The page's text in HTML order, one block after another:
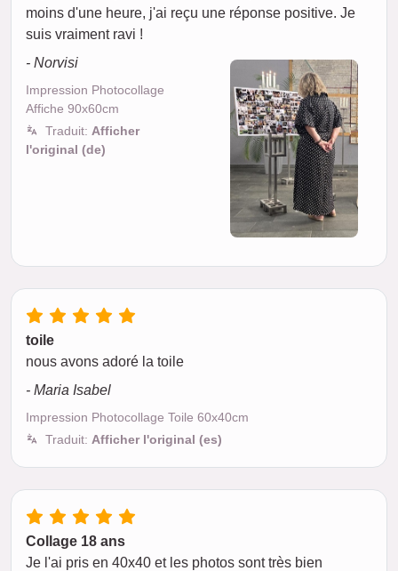
moins d'une heure, j'ai reçu une réponse positive. Je
suis vraiment ravi !
- Norvisi
Impression Photocollage
Affiche 90x60cm
Traduit: Afficher
l'original (de)
toile
nous avons adoré la toile
- Maria Isabel
Impression Photocollage Toile 60x40cm
Traduit: Afficher l'original (es)
Collage 18 ans
Je l'ai pris en 40x40 et les photos sont très bien